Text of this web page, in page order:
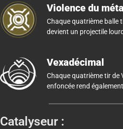
Violence du
Chaque quatrième balle
devient un projectile
Vexadécimal
Chaque quatrième tir de
enfoncée rend
Catalyseur :